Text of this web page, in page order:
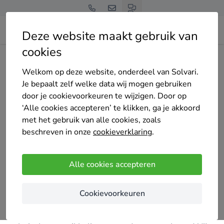
Deze website maakt gebruik van
cookies
Welkom op deze website, onderdeel van Solvari.
Je bepaalt zelf welke data wij mogen gebruiken
door je cookievoorkeuren te wijzigen. Door op
‘Alle cookies accepteren’ te klikken, ga je akkoord
met het gebruik van alle cookies, zoals
beschreven in onze cookieverklaring.
Alle cookies accepteren
Cookievoorkeuren
Home Vochtbestrijding
Oasis Energy
(1 reviews)
Oasis is een familiebedrijf in verwarming en